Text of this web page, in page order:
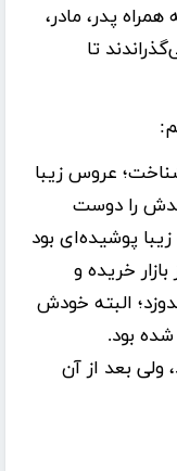
پدر، مادر،
تا
عروس زیبا
را دوست
پوشیده‌ای بود
خریده و
البته خودش
بود.
بعد از آن